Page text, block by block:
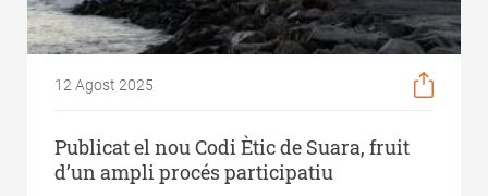
12 Agost 2025
Publicat el nou Codi Ètic de Suara, fruit
d’un ampli procés participatiu